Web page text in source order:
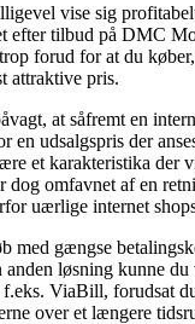
vise sig
efter tilbud på DMC
forud for at du
attraktive pris.
at såfremt en
en udsalgspris der
et karakteristika der
dog omfavnet af en
uærlige internet
med gængse
anden løsning kunne
f.eks. ViaBill, forudsat
over et længere